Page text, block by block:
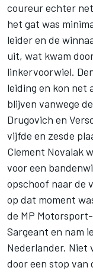
coureur echter
het gat was
leider en de
uit, wat kwam
linkervoorwiel.
leiding en kon net
blijven vanwege
Drugovich en
vijfde en zesde
Clement Novalak
voor een
opschoof naar de
op dat moment
de MP
Sargeant en nam
Nederlander. Niet
door een stop van